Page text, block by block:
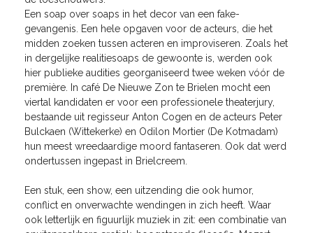
Een soap over soaps in het decor van een fake-
gevangenis. Een hele opgaven voor de acteurs, die het
midden zoeken tussen acteren en improviseren. Zoals het
in dergelijke realitiesoaps de gewoonte is, werden ook
hier publieke audities georganiseerd twee weken vóór de
première. In café De Nieuwe Zon te Brielen mocht een
viertal kandidaten er voor een professionele theaterjury,
bestaande uit regisseur Anton Cogen en de acteurs Peter
Bulckaen (Wittekerke) en Odilon Mortier (De Kotmadam)
hun meest wreedaardige moord fantaseren. Ook dat werd
ondertussen ingepast in Brielcreem.
Een stuk, een show, een uitzending die ook humor,
conflict en onverwachte wendingen in zich heeft. Waar
ook letterlijk en figuurlijk muziek in zit: een combinatie van